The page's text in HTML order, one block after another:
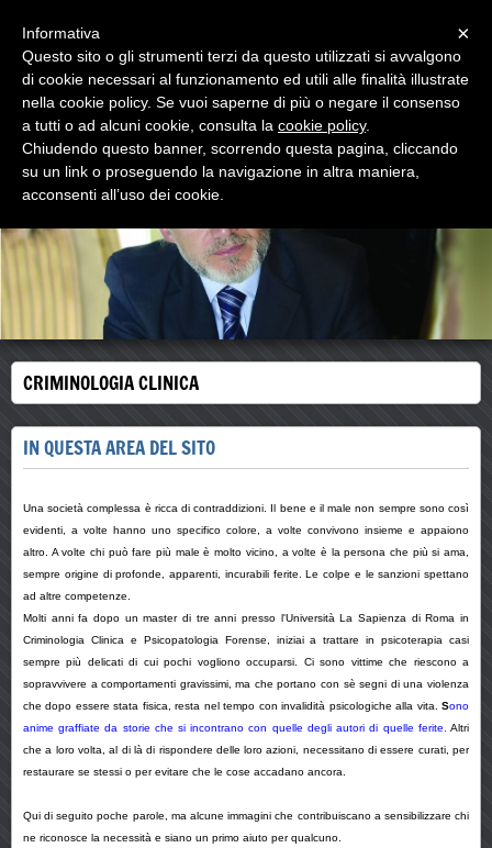
walter comello
psicologo psicoterapeuta
CRIMINOLOGIA CLINICA
IN QUESTA AREA DEL SITO
Una società complessa è ricca di contraddizioni. Il bene e il male non sempre sono così
evidenti, a volte hanno uno specifico colore, a volte convivono insieme e appaiono
altro. A volte chi può fare più male è molto vicino, a volte è la persona che più si ama,
sempre origine di profonde, apparenti, incurabili ferite. Le colpe e le sanzioni spettano
ad altre competenze.
Molti anni fa dopo un master di tre anni presso l'Università La Sapienza di Roma in
Criminologia Clinica e Psicopatologia Forense, iniziai a trattare in psicoterapia casi
sempre più delicati di cui pochi vogliono occuparsi. Ci sono vittime che riescono a
sopravvivere a comportamenti gravissimi, ma che portano con sè segni di una violenza
che dopo essere stata fisica, resta nel tempo con invalidità psicologiche alla vita.
Sono
anime graffiate da storie che si incontrano con quelle degli autori di quelle ferite. Altri
che a loro volta, al di là di rispondere delle loro azioni, necessitano di essere curati, per
restaurare se stessi o per evitare che le cose accadano ancora.
Qui di seguito poche parole, ma alcune immagini che contribuiscano a sensibilizzare chi
ne riconosce la necessità e siano un primo aiuto per qualcuno.
×
Informativa
Questo sito o gli strumenti terzi da questo utilizzati si avvalgono
di cookie necessari al funzionamento ed utili alle finalità illustrate
nella cookie policy. Se vuoi saperne di più o negare il consenso
a tutti o ad alcuni cookie, consulta la cookie policy.
Chiudendo questo banner, scorrendo questa pagina, cliccando
su un link o proseguendo la navigazione in altra maniera,
acconsenti all’uso dei cookie.